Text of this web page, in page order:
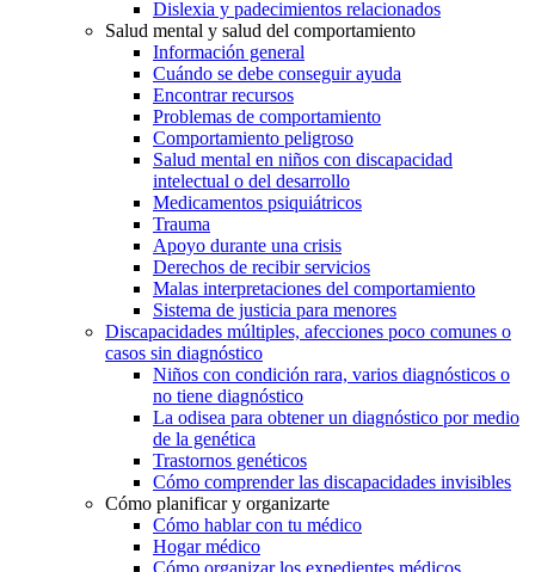
Dislexia y padecimientos relacionados
Salud mental y salud del comportamiento
Información general
Cuándo se debe conseguir ayuda
Encontrar recursos
Problemas de comportamiento
Comportamiento peligroso
Salud mental en niños con discapacidad
intelectual o del desarrollo
Medicamentos psiquiátricos
Trauma
Apoyo durante una crisis
Derechos de recibir servicios
Malas interpretaciones del comportamiento
Sistema de justicia para menores
Discapacidades múltiples, afecciones poco comunes o
casos sin diagnóstico
Niños con condición rara, varios diagnósticos o
no tiene diagnóstico
La odisea para obtener un diagnóstico por medio
de la genética
Trastornos genéticos
Cómo comprender las discapacidades invisibles
Cómo planificar y organizarte
Cómo hablar con tu médico
Hogar médico
Cómo organizar los expedientes médicos